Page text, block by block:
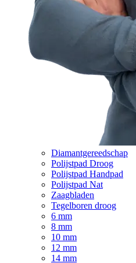
Diamantgereedschap
Polijstpad Droog
Polijstpad Handpad
Polijstpad Nat
Zaagbladen
Tegelboren droog
6 mm
8 mm
10 mm
12 mm
14 mm